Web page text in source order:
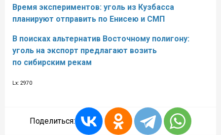
Время экспериментов: уголь из Кузбасса
планируют отправить по Енисею и СМП
В поисках альтернатив Восточному полигону:
уголь на экспорт предлагают возить
по сибирским рекам
Lx: 2970
Поделиться: